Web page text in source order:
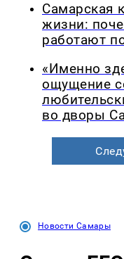
Самарская
жизни:
работают
«Именно
ощущение
во дворы
Новости Самары